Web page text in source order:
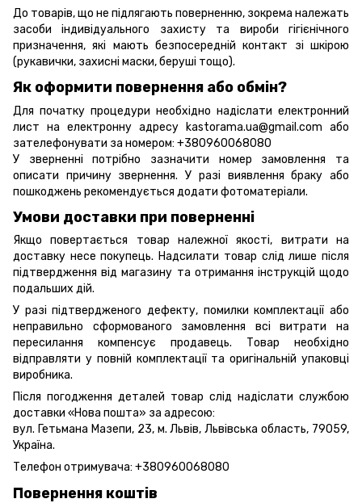
До товарів, що не підлягають поверненню, зокрема належать
засоби індивідуального захисту та вироби гігієнічного
призначення, які мають безпосередній контакт зі шкірою
(рукавички, захисні маски, беруші тощо).
Як оформити повернення або обмін?
Для початку процедури необхідно надіслати електронний
лист на електронну адресу kastorama.ua@gmail.com або
зателефонувати за номером: +380960068080
У зверненні потрібно зазначити номер замовлення та
описати причину звернення. У разі виявлення браку або
пошкоджень рекомендується додати фотоматеріали.
Умови доставки при поверненні
Якщо повертається товар належної якості, витрати на
доставку несе покупець. Надсилати товар слід лише після
підтвердження від магазину та отримання інструкцій щодо
подальших дій.
У разі підтвердженого дефекту, помилки комплектації або
неправильно сформованого замовлення всі витрати на
пересилання компенсує продавець. Товар необхідно
відправляти у повній комплектації та оригінальній упаковці
виробника.
Після погодження деталей товар слід надіслати службою
доставки «Нова пошта» за адресою:
вул. Гетьмана Мазепи, 23, м. Львів, Львівська область, 79059,
Україна.
Телефон отримувача: +380960068080
Повернення коштів